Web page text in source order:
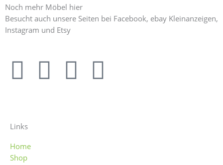
Noch mehr Möbel hier
Besucht auch unsere Seiten bei Facebook, ebay Kleinanzeigen,
Instagram und Etsy
F
c
e
I E E
Links
Home
Shop